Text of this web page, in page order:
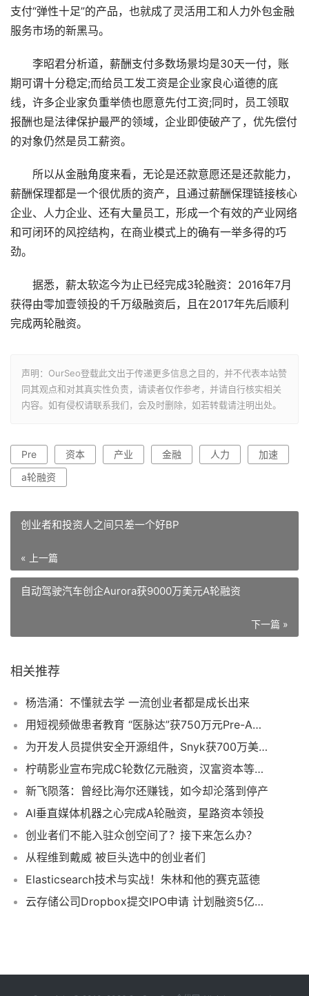
支付“弹性十足”的产品，也就成了灵活用工和人力外包金融
服务市场的新黑马。
李昭君分析道，薪酬支付多数场景均是30天一付，账
期可谓十分稳定;而给员工发工资是企业家良心道德的底
线，许多企业家负重举债也愿意先付工资;同时，员工领取
报酬也是法律保护最严的领域，企业即使破产了，优先偿付
的对象仍然是员工薪资。
所以从金融角度来看，无论是还款意愿还是还款能力，
薪酬保理都是一个很优质的资产，且通过薪酬保理链接核心
企业、人力企业、还有大量员工，形成一个有效的产业网络
和可闭环的风控结构，在商业模式上的确有一举多得的巧
劲。
据悉，薪太软迄今为止已经完成3轮融资：2016年7月
获得由零加壹领投的千万级融资后，且在2017年先后顺利
完成两轮融资。
声明：OurSeo登载此文出于传递更多信息之目的，并不代表本站赞
同其观点和对其真实性负责，请读者仅作参考，并请自行核实相关
内容。如有侵权请联系我们，会及时删除，如若转载请注明出处。
Pre 资本 产业 金融 人力
加速
a轮融资
创业者和投资人之间只差一个好BP
« 上一篇
自动驾驶汽车创企Aurora获9000万美元A轮融资
下一篇 »
相关推荐
杨浩涌：不懂就去学 一流创业者都是成长出来
用短视频做患者教育 “医脉达”获750万元Pre-A轮融资
为开发人员提供安全开源组件，Snyk获700万美元A轮融资
柠萌影业宣布完成C轮数亿元融资，汉富资本等参投
新飞陨落：曾经比海尔还赚钱，如今却沦落到停产
AI垂直媒体机器之心完成A轮融资，星路资本领投
创业者们不能入驻众创空间了？接下来怎么办？
从程维到戴威 被巨头选中的创业者们
Elasticsearch技术与实战！朱林和他的赛克蓝德
云存储公司Dropbox提交IPO申请 计划融资5亿美元